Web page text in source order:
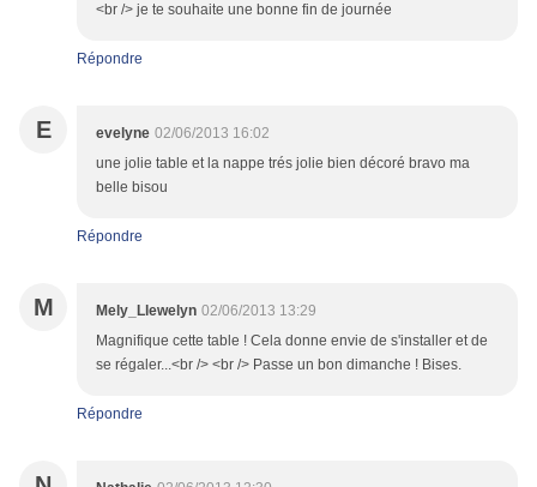
<br /> je te souhaite une bonne fin de journée
Répondre
E evelyne 02/06/2013 16:02
une jolie table et la nappe trés jolie bien décoré bravo ma
belle bisou
Répondre
M Mely_Llewelyn 02/06/2013 13:29
Magnifique cette table ! Cela donne envie de s'installer et de
se régaler...<br /> <br /> Passe un bon dimanche ! Bises.
Répondre